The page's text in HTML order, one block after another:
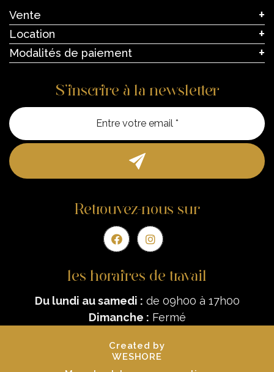
Vente
Location
Modalités de paiement
S’inscrire à la newsletter
Entre
Retrouvez-nous sur
les horaires de travail
Du lundi au samedi : de 09h00 à 17h00
Dimanche : Fermé
Created by
WESHORE